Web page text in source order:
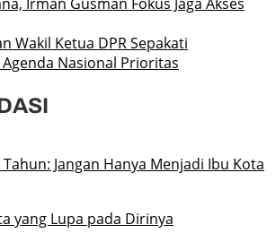
Wakil Ketua DPR Sepakati
Nasional Prioritas
Jangan Hanya Menjadi Ibu Kota
yang Lupa pada Dirinya